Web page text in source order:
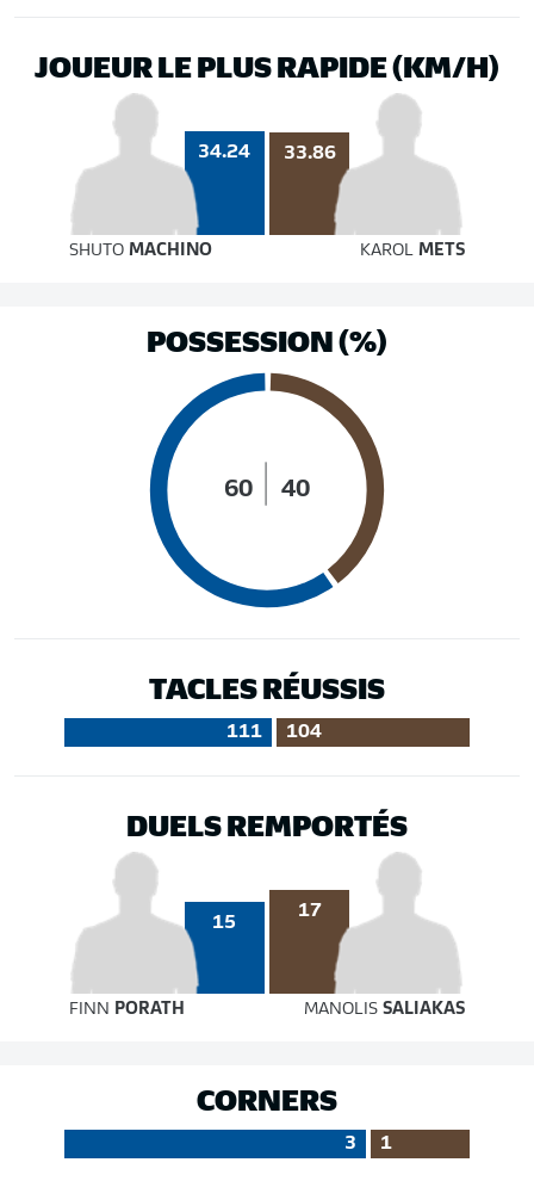
JOUEUR LE PLUS RAPIDE (KM/H)
34.24 33.86
SHUTO MACHINO KAROLMETS
POSSESSION (%)
60 40
TACLES RÉUSSIS
111 104
DUELS REMPORTÉS
15
17
FINN PORATH MANOLISSALIAKAS
CORNERS
3 1